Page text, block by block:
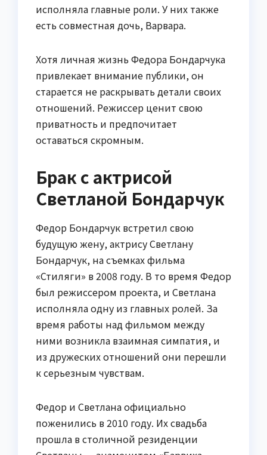
исполняла главные роли. У них также
есть совместная дочь, Варвара.
Хотя личная жизнь Федора Бондарчука
привлекает внимание публики, он
старается не раскрывать детали своих
отношений. Режиссер ценит свою
приватность и предпочитает
оставаться скромным.
Брак с актрисой
Светланой Бондарчук
Федор Бондарчук встретил свою
будущую жену, актрису Светлану
Бондарчук, на съемках фильма
«Стиляги» в 2008 году. В то время Федор
был режиссером проекта, и Светлана
исполняла одну из главных ролей. За
время работы над фильмом между
ними возникла взаимная симпатия, и
из дружеских отношений они перешли
к серьезным чувствам.
Федор и Светлана официально
поженились в 2010 году. Их свадьба
прошла в столичной резиденции